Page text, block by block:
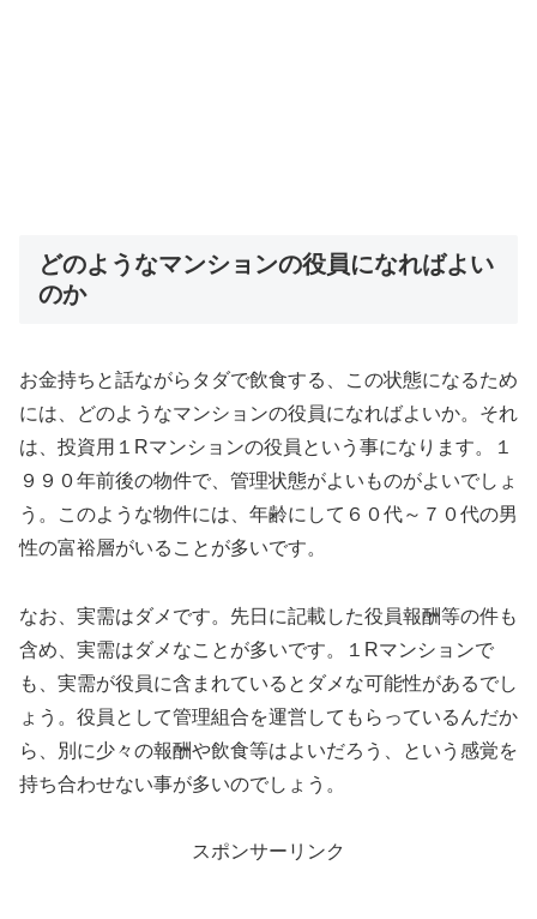
どのようなマンションの役員になればよい
のか
お金持ちと話ながらタダで飲食する、この状態になるため
には、どのようなマンションの役員になればよいか。それ
は、投資用１Rマンションの役員という事になります。１
９９０年前後の物件で、管理状態がよいものがよいでしょ
う。このような物件には、年齢にして６０代～７０代の男
性の富裕層がいることが多いです。
なお、実需はダメです。先日に記載した役員報酬等の件も
含め、実需はダメなことが多いです。１Rマンションで
も、実需が役員に含まれているとダメな可能性があるでし
ょう。役員として管理組合を運営してもらっているんだか
ら、別に少々の報酬や飲食等はよいだろう、という感覚を
持ち合わせない事が多いのでしょう。
スポンサーリンク